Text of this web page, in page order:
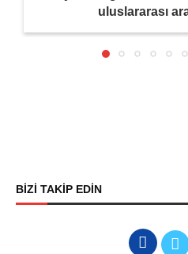
uluslararası
BİZİ TAKİP EDİN